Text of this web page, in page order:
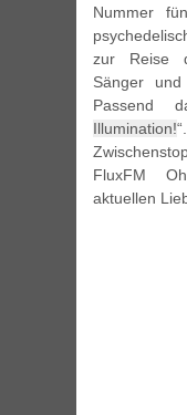
Nummer
zur Reise
Sänger und
Passend
Illumination!
FluxFM
aktuellen